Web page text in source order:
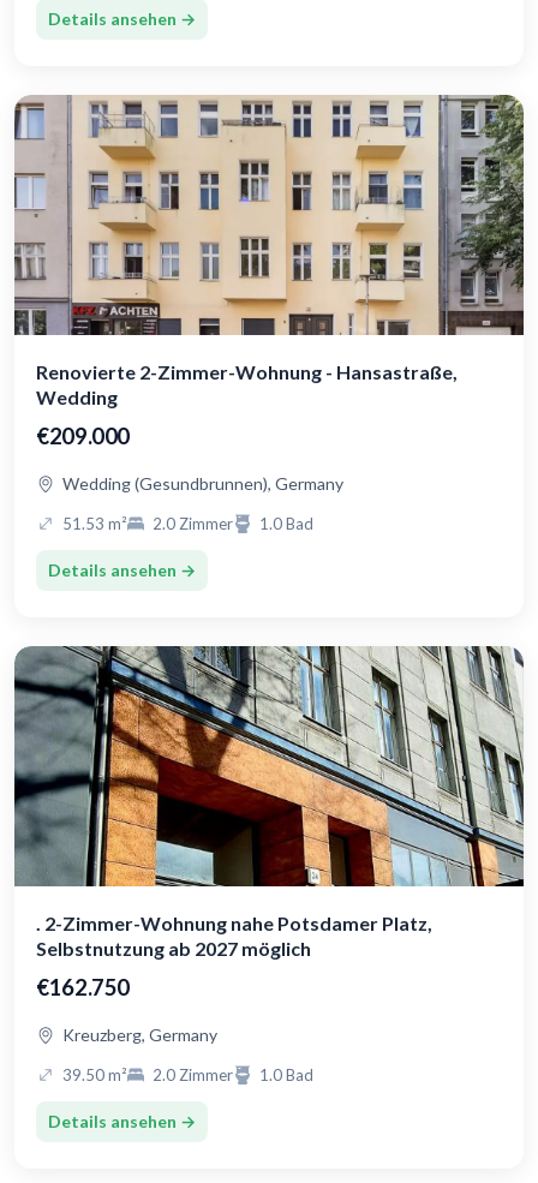
Details ansehen →
Renovierte 2-Zimmer-Wohnung - Hansastraße,
Wedding
€209.000
Wedding (Gesundbrunnen), Germany
51.53 m² 2.0 Zimmer 1.0 Bad
Details ansehen →
. 2-Zimmer-Wohnung nahe Potsdamer Platz,
Selbstnutzung ab 2027 möglich
€162.750
Kreuzberg, Germany
39.50 m² 2.0 Zimmer 1.0 Bad
Details ansehen →